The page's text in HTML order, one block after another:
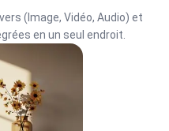
(Image, Vidéo, Audio) et
en un seul endroit.